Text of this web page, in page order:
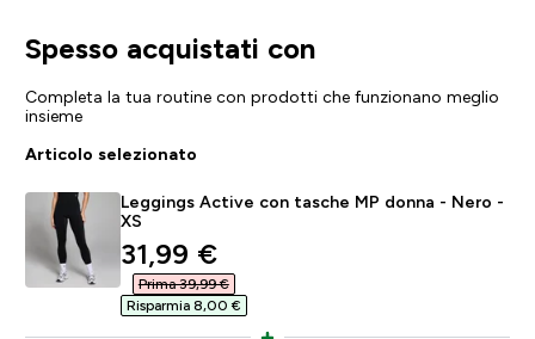
Spesso acquistati con
Completa la tua routine con prodotti che funzionano meglio
insieme
Articolo selezionato
Leggings Active con tasche MP donna - Nero -
XS
discounted price
31,99 €‎
Prima 39,99 €‎
Risparmia 8,00 €‎